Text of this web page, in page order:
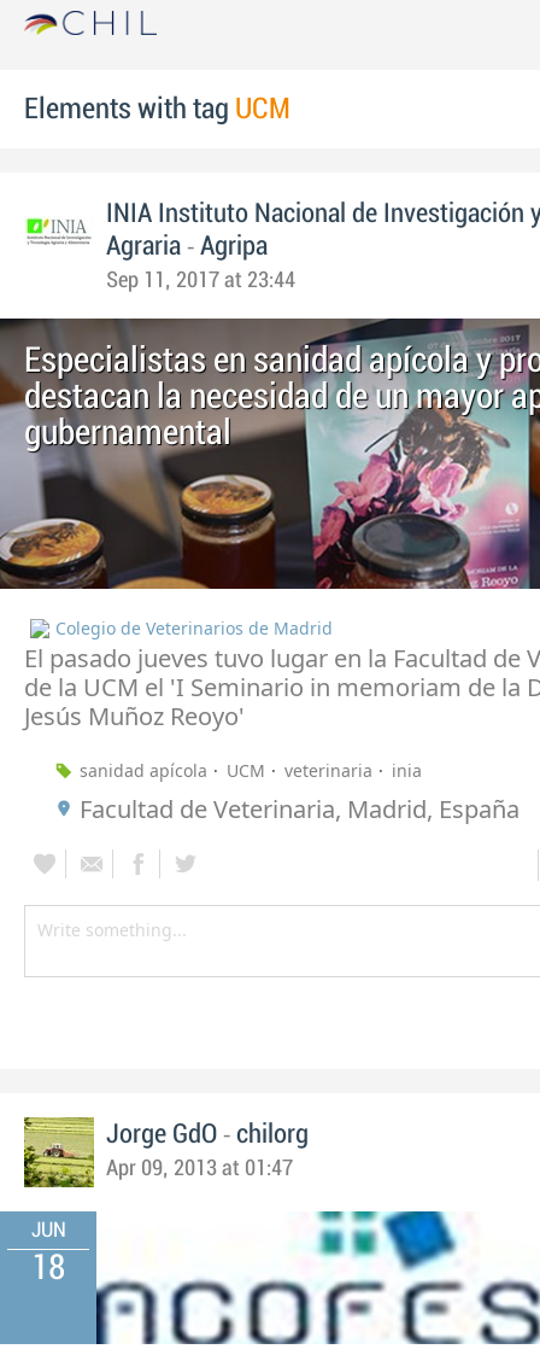
Elements with tag UCM
INIA Instituto Nacional de Investigación
Agraria - Agripa
Sep 11, 2017 at 23:44
Especialistas en sanidad apícola y
destacan la necesidad de un mayor
gubernamental
Colegio de Veterinarios de Madrid
El pasado jueves tuvo lugar en la Facultad de
de la UCM el 'I Seminario in memoriam de la
Jesús Muñoz Reoyo'
sanidad apícola UCM veterinaria inia
Facultad de Veterinaria, Madrid, España
Jorge GdO - chilorg
Apr 09, 2013 at 01:47
JUN
18